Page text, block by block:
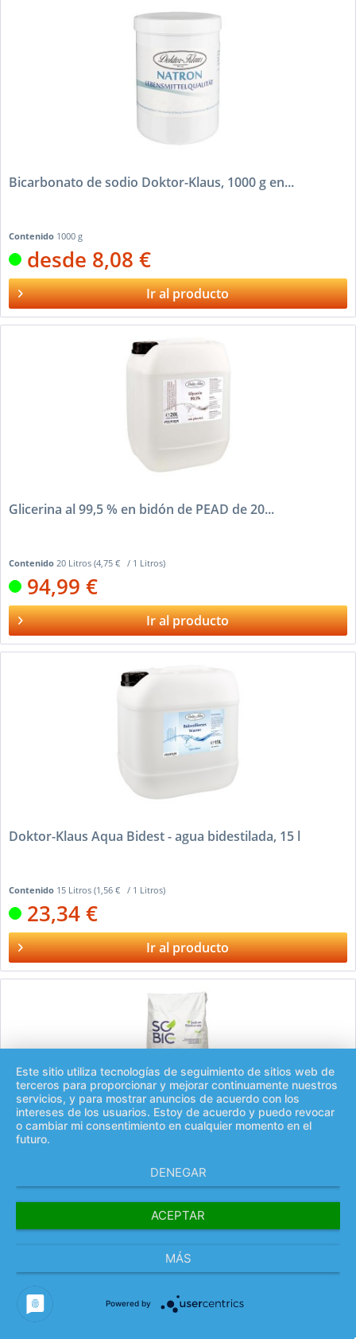
Bicarbonato de sodio Doktor-Klaus, 1000 g en...
Contenido 1000 g
desde 8,08 €
Ir al producto
Glicerina al 99,5 % en bidón de PEAD de 20...
Contenido 20 Litros(4,75 € / 1 Litros)
94,99 €
Ir al producto
Doktor-Klaus Aqua Bidest - agua bidestilada, 15 l
Contenido 15 Litros(1,56 € / 1 Litros)
23,34 €
Ir al producto
(1.397,20 € / 1000 Kilogramo)
34,93 €
Ir al producto
Este sitio utiliza tecnologías de seguimiento de sitios web de
terceros para proporcionar y mejorar continuamente nuestros
servicios, y para mostrar anuncios de acuerdo con los
intereses de los usuarios. Estoy de acuerdo y puedo revocar
o cambiar mi consentimiento en cualquier momento en el
futuro.
DENEGAR
ACEPTAR
MÁS
Powered by